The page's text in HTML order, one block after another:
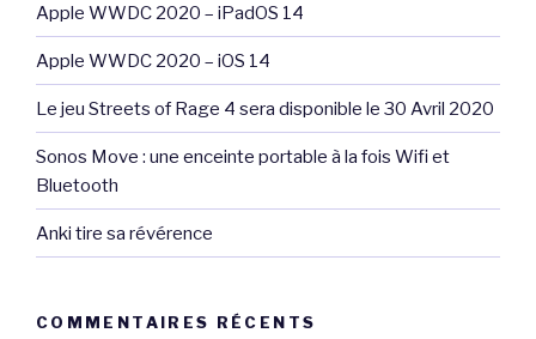
Apple WWDC 2020 – iPadOS 14
Apple WWDC 2020 – iOS 14
Le jeu Streets of Rage 4 sera disponible le 30 Avril 2020
Sonos Move : une enceinte portable à la fois Wifi et
Bluetooth
Anki tire sa révérence
COMMENTAIRES RÉCENTS